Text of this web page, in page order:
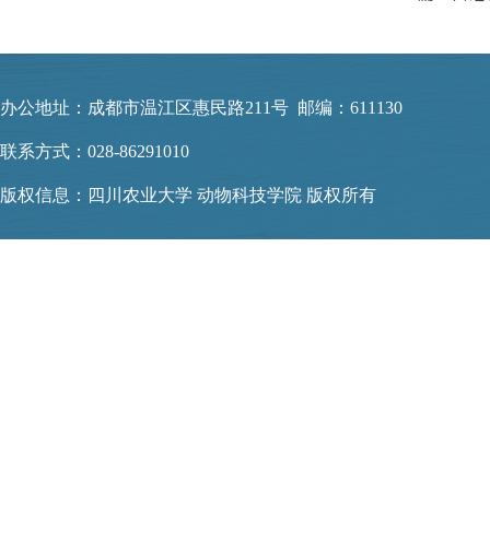
办公地址：成都市温江区惠民路211号 邮编：611130
联系方式：028-86291010
版权信息：四川农业大学 动物科技学院 版权所有